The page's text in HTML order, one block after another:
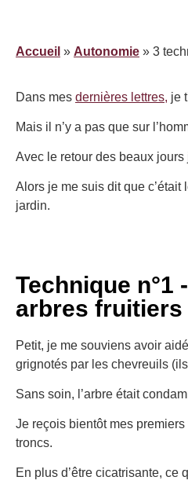
Accueil » Autonomie » 3
Dans mes dernières lettres, je
Mais il n’y a pas que sur
Avec le retour des beaux
Alors je me suis dit que
jardin.
Technique
arbres fruitiers
Petit, je me souviens avoir
grignotés par les chevreuils
Sans soin, l’arbre était
Je reçois bientôt mes
troncs.
En plus d’être cicatrisante, ce